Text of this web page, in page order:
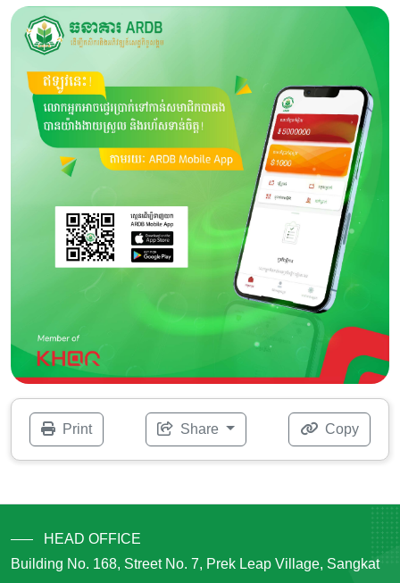
Print Share Copy
HEAD OFFICE
Building No. 168, Street No. 7, Prek Leap Village, Sangkat